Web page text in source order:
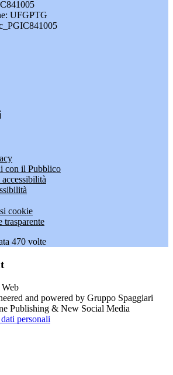
UFGPTG
con il Pubblico
cookie
trasparente
470 volte
and powered by Gruppo Spaggiari
Publishing & New Social Media
personali